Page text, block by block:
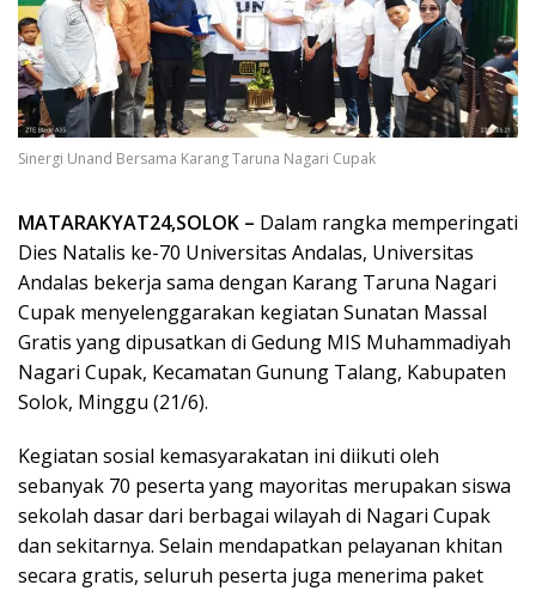
Sinergi Unand Bersama Karang Taruna Nagari Cupak
MATARAKYAT24,SOLOK – Dalam rangka memperingati
Dies Natalis ke-70 Universitas Andalas, Universitas
Andalas bekerja sama dengan Karang Taruna Nagari
Cupak menyelenggarakan kegiatan Sunatan Massal
Gratis yang dipusatkan di Gedung MIS Muhammadiyah
Nagari Cupak, Kecamatan Gunung Talang, Kabupaten
Solok, Minggu (21/6).
Kegiatan sosial kemasyarakatan ini diikuti oleh
sebanyak 70 peserta yang mayoritas merupakan siswa
sekolah dasar dari berbagai wilayah di Nagari Cupak
dan sekitarnya. Selain mendapatkan pelayanan khitan
secara gratis, seluruh peserta juga menerima paket